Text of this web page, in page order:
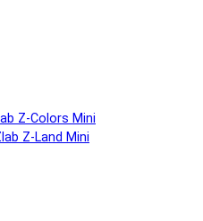
Z-Colors Mini
Z-Land Mini